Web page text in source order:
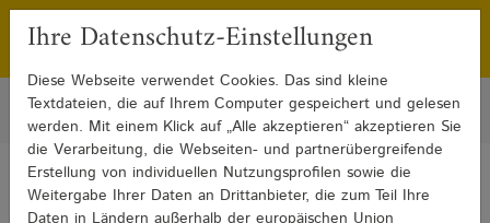
Franchising
Sie sind hier:
Blog
Pädagogik und Psychologie Pädagogik und Psychologie Detail
Ihre Datenschutz-Einstellungen
Diese Webseite verwendet Cookies. Das sind kleine
Textdateien, die auf Ihrem Computer gespeichert und gelesen
werden. Mit einem Klick auf „Alle akzeptieren“ akzeptieren Sie
die Verarbeitung, die Webseiten- und partnerübergreifende
Erstellung von individuellen Nutzungsprofilen sowie die
Weitergabe Ihrer Daten an Drittanbieter, die zum Teil Ihre
Daten in Ländern außerhalb der europäischen Union